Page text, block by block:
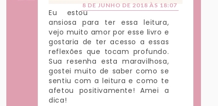
8 DE JUNHO DE 2018 ÀS 18:07
Eu estou
ansiosa para ter essa leitura,
vejo muito amor por esse livro e
gostaria de ter acesso a essas
reflexões que tocam profundo.
Sua resenha esta maravilhosa,
gostei muito de saber como se
sentiu com a leitura e como te
afetou positivamente! Amei a
dica!